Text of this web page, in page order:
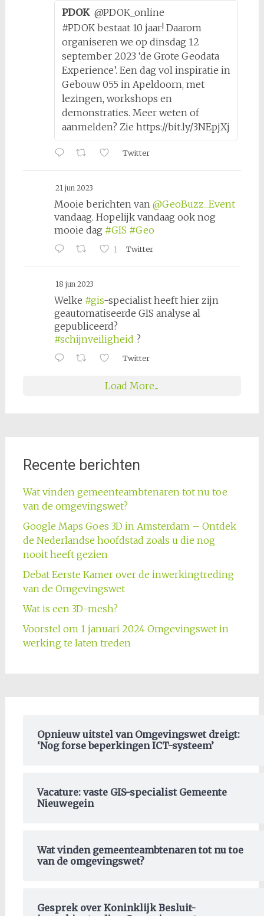
PDOK @PDOK_online
#PDOK bestaat 10 jaar! Daarom
organiseren we op dinsdag 12
september 2023 ‘de Grote Geodata
Experience’. Een dag vol inspiratie in
Gebouw 055 in Apeldoorn, met
lezingen, workshops en
demonstraties. Meer weten of
aanmelden? Zie https://bit.ly/3NEpjXj
Twitter
21 jun 2023
Mooie berichten van @GeoBuzz_Event
vandaag. Hopelijk vandaag ook nog
mooie dag #GIS #Geo
1 Twitter
18 jun 2023
Welke #gis-specialist heeft hier zijn
geautomatiseerde GIS analyse al
gepubliceerd?
#schijnveiligheid ?
Twitter
Load More...
Recente berichten
Wat vinden gemeenteambtenaren tot nu toe
van de omgevingswet?
Google Maps Goes 3D in Amsterdam – Ontdek
de Nederlandse hoofdstad zoals u die nog
nooit heeft gezien
Debat Eerste Kamer over de inwerkingtreding
van de Omgevingswet
Wat is een 3D-mesh?
Voorstel om 1 januari 2024 Omgevingswet in
werking te laten treden
Opnieuw uitstel van Omgevingswet dreigt:
‘Nog forse beperkingen ICT-systeem’
Vacature: vaste GIS-specialist Gemeente
Nieuwegein
Wat vinden gemeenteambtenaren tot nu toe
van de omgevingswet?
Gesprek over Koninklijk Besluit-